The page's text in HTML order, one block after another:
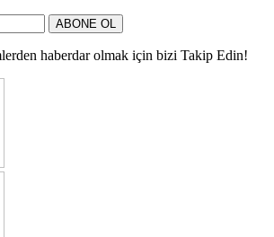
ABONE OL
haberdar olmak için bizi Takip Edin!